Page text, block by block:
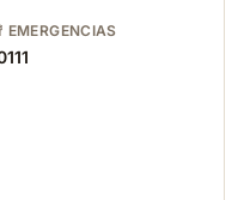
EMERGENCIAS